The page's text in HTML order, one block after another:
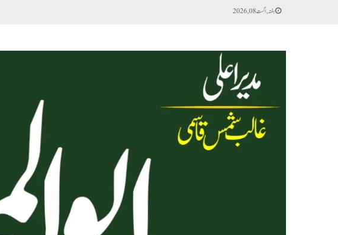
ہفتہ, اگست 08, 2026